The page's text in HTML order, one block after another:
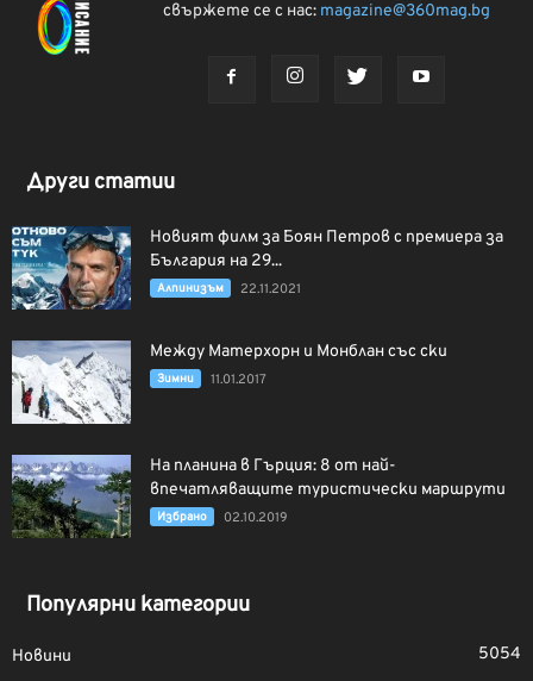
свържете се с нас: magazine@360mag.bg
Други статии
Новият филм за Боян Петров с премиера за
България на 29...
Алпинизъм 22.11.2021
Между Матерхорн и Монблан със ски
Зимни 11.01.2017
На планина в Гърция: 8 от най-
впечатляващите туристически маршрути
Избрано 02.10.2019
Популярни категории
Новини 5054